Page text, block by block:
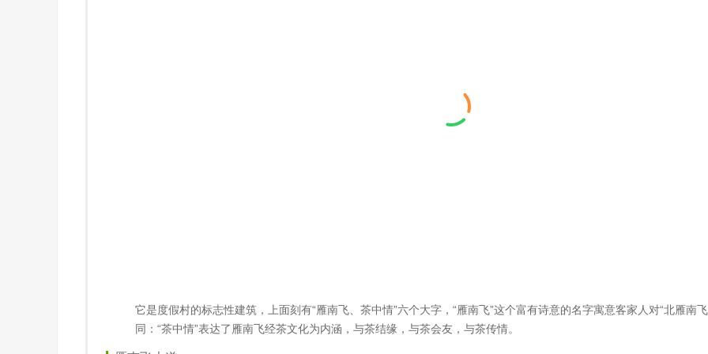
它是度假村的标志性建筑，上面刻有“雁南飞、茶中情”六个大字，“雁南飞”这个富有诗意的名字寓意客家人对“北雁南
同：“茶中情”表达了雁南飞经茶文化为内涵，与茶结缘，与茶会友，与茶传情。